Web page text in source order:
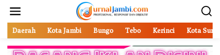
Daerah Kota Jambi Bungo Tebo Kerinci Kota